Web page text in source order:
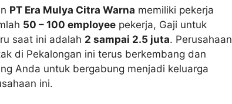
PT Era Mulya Citra Warna memiliki pekerja
50 – 100 employeepekerja, Gaji untuk
saat ini adalah 2 sampai 2.5 juta. Perusahaan
di Pekalongan ini terus berkembang dan
Anda untuk bergabung menjadi keluarga
ini.